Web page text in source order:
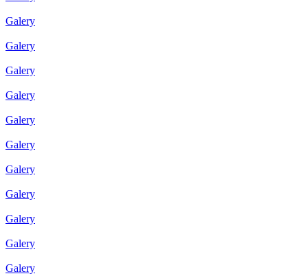
Galery
Galery
Galery
Galery
Galery
Galery
Galery
Galery
Galery
Galery
Galery